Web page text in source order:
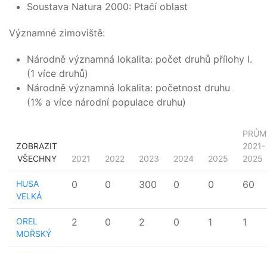
Soustava Natura 2000: Ptačí oblast
Významné zimoviště:
Národně významná lokalita: počet druhů přílohy I.
(1 více druhů)
Národně významná lokalita: početnost druhu
(1% a více národní populace druhu)
ZOBRAZIT
VŠECHNY
2021 2022 2023 2024 2025
2021-
2025
HUSA
VELKÁ
0 0 300 0 0 60
OREL
MOŘSKÝ
2 0 2 0 1 1